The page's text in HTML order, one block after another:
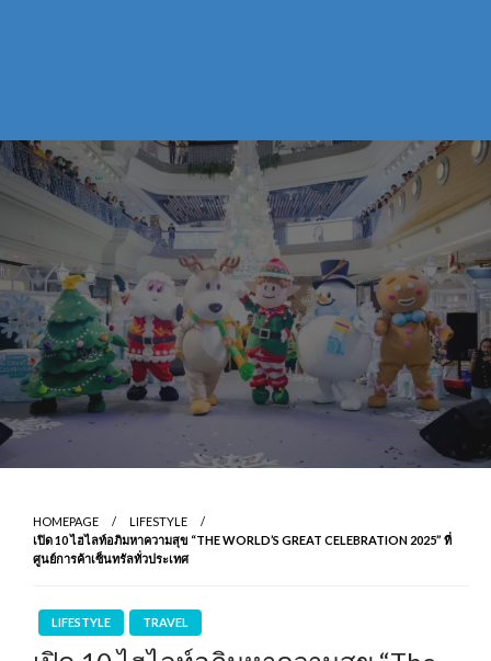
HOMEPAGE
LIFESTYLE
เปิด 10 ไฮไลท์อภิมหาความสุข “THE WORLD’S GREAT CELEBRATION 2025” ที่
ศูนย์การค้าเซ็นทรัลทั่วประเทศ
LIFESTYLE TRAVEL